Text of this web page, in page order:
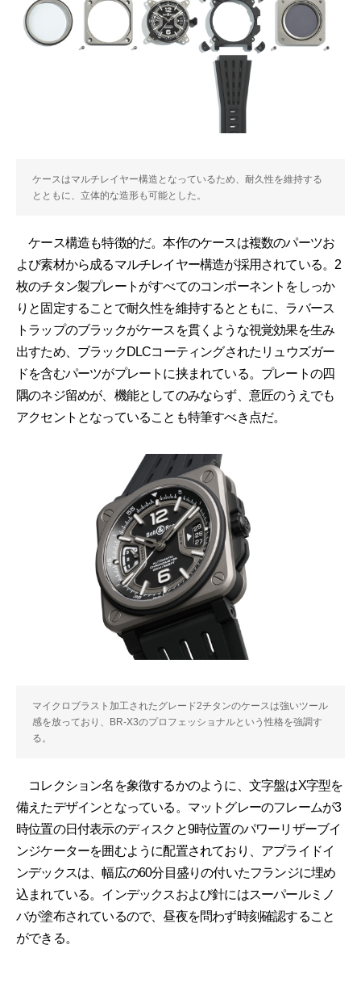
ケースはマルチレイヤー構造となっているため、耐久性を維持する
とともに、立体的な造形も可能とした。
ケース構造も特徴的だ。本作のケースは複数のパーツお
よび素材から成るマルチレイヤー構造が採用されている。2
枚のチタン製プレートがすべてのコンポーネントをしっか
りと固定することで耐久性を維持するとともに、ラバース
トラップのブラックがケースを貫くような視覚効果を生み
出すため、ブラックDLCコーティングされたリュウズガー
ドを含むパーツがプレートに挟まれている。プレートの四
隅のネジ留めが、機能としてのみならず、意匠のうえでも
アクセントとなっていることも特筆すべき点だ。
マイクロブラスト加工されたグレード2チタンのケースは強いツール
感を放っており、BR-X3のプロフェッショナルという性格を強調す
る。
コレクション名を象徴するかのように、文字盤はX字型を
備えたデザインとなっている。マットグレーのフレームが3
時位置の日付表示のディスクと9時位置のパワーリザーブイ
ンジケーターを囲むように配置されており、アプライドイ
ンデックスは、幅広の60分目盛りの付いたフランジに埋め
込まれている。インデックスおよび針にはスーパールミノ
バが塗布されているので、昼夜を問わず時刻確認すること
ができる。